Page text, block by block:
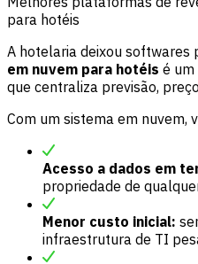
para hotéis
A hotelaria deixou softwares
em nuvem para hotéis é um
que centraliza previsão,
Com um sistema em nuvem,
Acesso a dados em
propriedade de
Menor custo inicial:
infraestrutura de TI